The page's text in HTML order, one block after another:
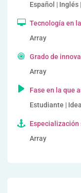
Español | Inglés
Tecnología en
Array
Grado de
Array
Fase en la que
Estudiante |
Especialización
Array